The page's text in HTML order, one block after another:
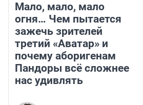
Мало, мало, мало
огня… Чем пытается
зажечь зрителей
третий «Аватар» и
почему аборигенам
Пандоры всё сложнее
нас удивлять